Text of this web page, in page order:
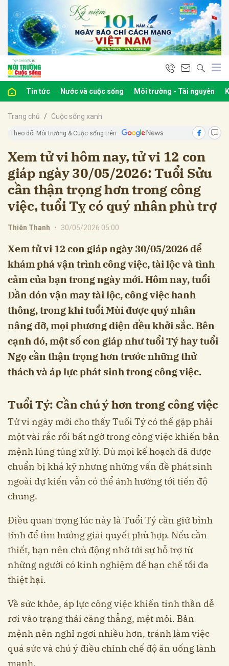
Tin tức Nước và cuộc sống Môi trường - Tài nguyên
Trang chủ Cuộc sống xanh
Theo dõi Môi trường & Cuộc sống trên
Xem tử vi hôm nay, tử vi 12 con
giáp ngày 30/05/2026: Tuổi Sửu
cần thận trọng hơn trong công
việc, tuổi Tỵ có quý nhân phù trợ
Thiên Thanh • 30/05/2026 05:00
Xem tử vi 12 con giáp ngày 30/05/2026 để
khám phá vận trình công việc, tài lộc và tình
cảm của bạn trong ngày mới. Hôm nay, tuổi
Dần đón vận may tài lộc, công việc hanh
thông, trong khi tuổi Mùi được quý nhân
nâng đỡ, mọi phương diện đều khởi sắc. Bên
cạnh đó, một số con giáp như tuổi Tý hay tuổi
Ngọ cần thận trọng hơn trước những thử
thách và áp lực phát sinh trong công việc.
Tuổi Tý: Cần chú ý hơn trong công việc
Tử vi ngày mới cho thấy Tuổi Tý có thể gặp phải
một vài rắc rối bất ngờ trong công việc khiến bản
mệnh lúng túng xử lý. Dù mọi kế hoạch đã được
chuẩn bị khá kỹ nhưng những vấn đề phát sinh
ngoài dự kiến vẫn có thể ảnh hưởng tới tiến độ
chung.
Điều quan trọng lúc này là Tuổi Tý cần giữ bình
tĩnh để tìm hướng giải quyết phù hợp. Nếu cần
thiết, bạn nên chủ động nhờ tới sự hỗ trợ từ
những người có kinh nghiệm để hạn chế tối đa
thiệt hại.
Về sức khỏe, áp lực công việc khiến tinh thần dễ
rơi vào trạng thái căng thẳng, mệt mỏi. Bản
mệnh nên nghỉ ngơi nhiều hơn, tránh làm việc
quá sức và chú ý điều chỉnh chế độ ăn uống lành
mạnh.
luận
Hủy